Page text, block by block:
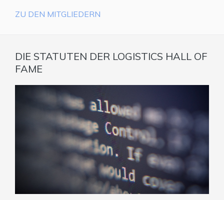
ZU DEN MITGLIEDERN
DIE STATUTEN DER LOGISTICS HALL OF
FAME